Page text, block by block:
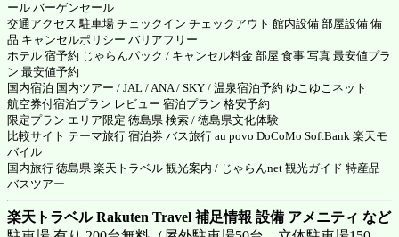
ール バーゲンセール
交通アクセス 駐車場 チェックイン チェックアウト 館内設備 部屋設備 備
品 キャンセルポリシー バリアフリー
ホテル 宿予約 じゃらんパック / キャンセル料金 部屋 食事 写真 最安値プラ
ン 最安値予約
国内宿泊 国内ツアー / JAL / ANA / SKY / 温泉宿泊予約 ゆこゆこネット
航空券付宿泊プラン レビュー 宿泊プラン 格安予約
限定プラン エリア限定 徳島県 検索 / 徳島県文化体験
比較サイト テーマ旅行 宿泊券 バス旅行 au povo DoCoMo SoftBank 楽天モ
バイル
国内旅行 徳島県 楽天トラベル 観光案内 / じゃらんnet 観光ガイド 特産品
バスツアー
楽天トラベル Rakuten Travel 補足情報 設備 アメニティ など